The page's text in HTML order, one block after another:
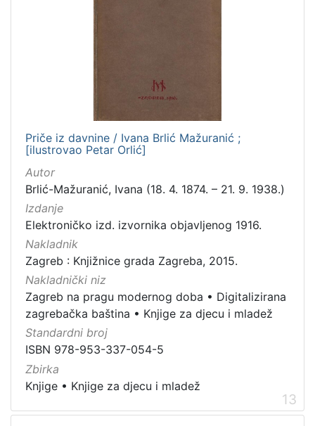
Priče iz davnine / Ivana Brlić Mažuranić ;
[ilustrovao Petar Orlić]
Autor
Brlić-Mažuranić, Ivana (18. 4. 1874. – 21. 9. 1938.)
Izdanje
Elektroničko izd. izvornika objavljenog 1916.
Nakladnik
Zagreb : Knjižnice grada Zagreba, 2015.
Nakladnički niz
Zagreb na pragu modernog doba • Digitalizirana
zagrebačka baština • Knjige za djecu i mladež
Standardni broj
ISBN 978-953-337-054-5
Zbirka
Knjige • Knjige za djecu i mladež
13